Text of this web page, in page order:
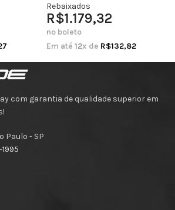
Rebaixados
R$1.179,32
no boleto
Em até 12x de R$132,82
com garantia de qualidade superior em
Paulo - SP